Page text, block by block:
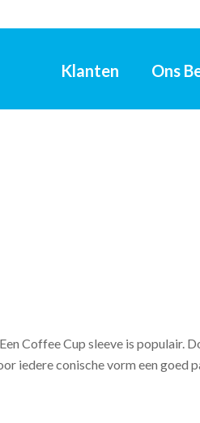
Klanten Ons
Coffee Cup sleeve is populair.
iedere conische vorm een goed